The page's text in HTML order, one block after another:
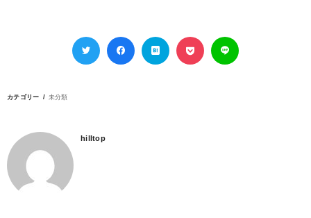
カテゴリー 未分類
hilltop